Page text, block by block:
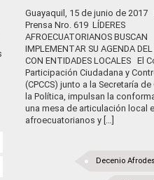
Guayaquil, 15 de junio de
Prensa Nro. 619 LÍDERES
AFROECUATORIANOS BUSCAN
IMPLEMENTAR SU AGENDA DEL
CON ENTIDADES LOCALES El
Participación Ciudadana y
(CPCCS) junto a la Secretaría
la Política, impulsan la
una mesa de articulación local
afroecuatorianos y […]
Decenio